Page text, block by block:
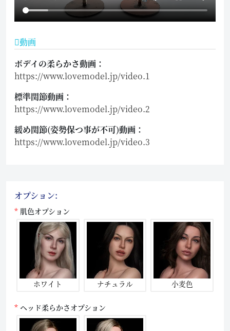
動画
ボデイの柔らかさ動画：
https://www.lovemodel.jp/video.1
標準関節動画：
https://www.lovemodel.jp/video.2
緩め関節(姿勢保つ事が不可)動画：
https://www.lovemodel.jp/video.3
オプション:
肌色オプション
ホワイト ナチュラル 小麦色
ヘッド柔らかさオプション